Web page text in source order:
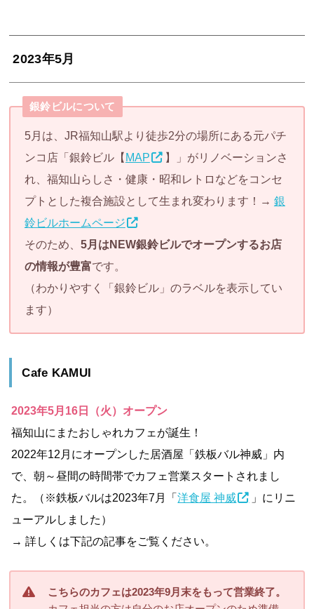
2023年5月
銀鈴ビルについて
5月は、JR福知山駅より徒歩2分の場所にある元パチ
ンコ店「銀鈴ビル【MAP
】」がリノベーションさ
れ、福知山らしさ・健康・昭和レトロなどをコンセ
プトとした複合施設として生まれ変わります！→ 銀
鈴ビルホームページ
そのため、 5月はNEW銀鈴ビルでオープンするお店
の情報が豊富です。
（わかりやすく「銀鈴ビル」のラベルを表示してい
ます）
Cafe KAMUI
2023年5月16日（火）オープン
福知山にまたおしゃれカフェが誕生！
2022年12月にオープンした居酒屋「鉄板バル神威」内
で、朝～昼間の時間帯でカフェ営業スタートされまし
た。（※鉄板バルは2023年7月「洋食屋 神威
」にリニ
ューアルしました）
→ 詳しくは下記の記事をご覧ください。
こちらのカフェは2023年9月末をもって営業終了。